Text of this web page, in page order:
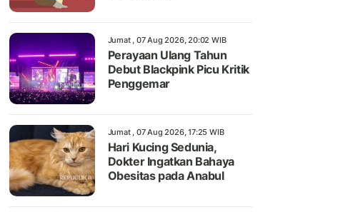
Jumat , 07 Aug 2026, 20:02 WIB
Perayaan Ulang Tahun
Debut Blackpink Picu Kritik
Penggemar
Jumat , 07 Aug 2026, 17:25 WIB
Hari Kucing Sedunia,
Dokter Ingatkan Bahaya
Obesitas pada Anabul